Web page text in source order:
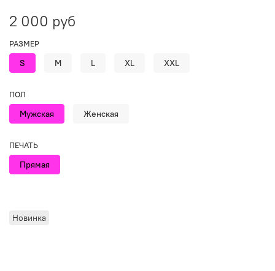
Новинка
2 000 руб
РАЗМЕР
S M L XL XXL
ПОЛ
Мужская Женская
ПЕЧАТЬ
Прямая